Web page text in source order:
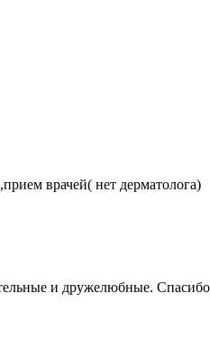
врачей( нет дерматолога)
и дружелюбные.